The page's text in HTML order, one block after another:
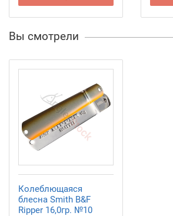
Вы смотрели
Колеблющаяся
блесна Smith B&F
Ripper 16,0гр. №10